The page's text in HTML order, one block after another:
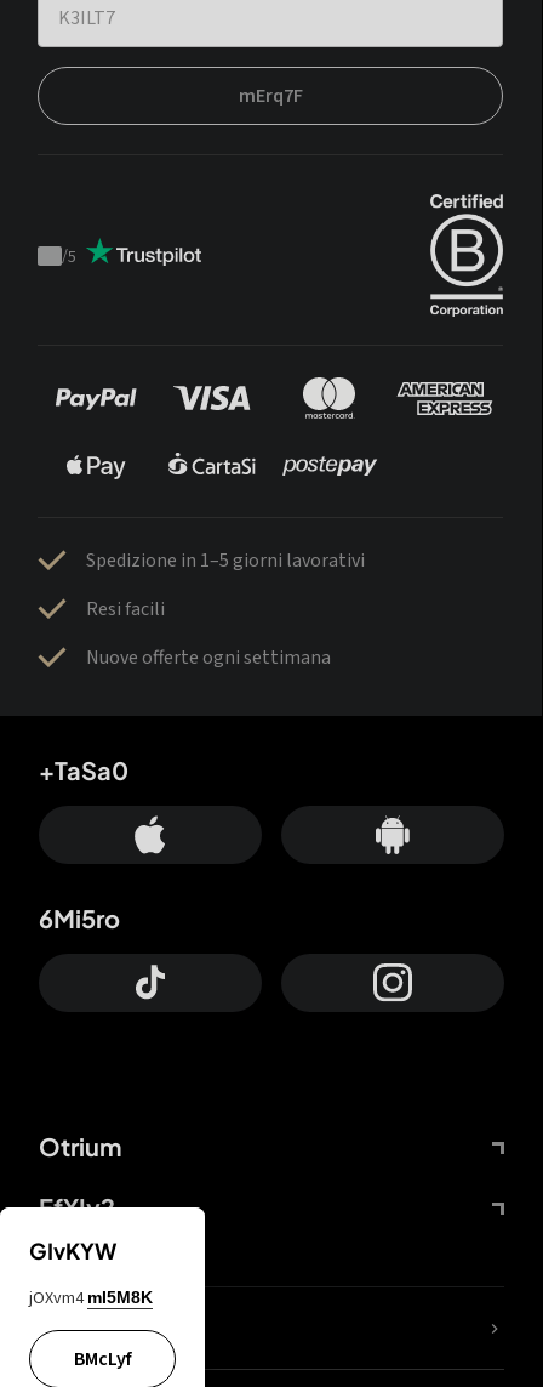
mErq7F
Trustpilot
/5
Spedizione in 1–5 giorni lavorativi
Resi facili
Nuove offerte ogni settimana
Otrium
FfYIy2
+TaSa0
6Mi5ro
Lj7sBL
GIvKYW
jOXvm4 mI5M8K
BMcLyf